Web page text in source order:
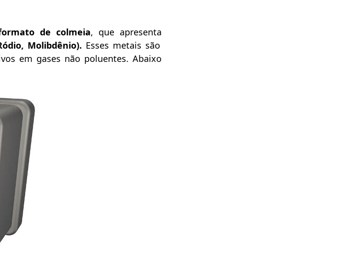
de colmeia, que apresenta
Molibdênio). Esses metais são
em gases não poluentes. Abaixo